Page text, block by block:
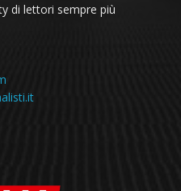
di lettori sempre più